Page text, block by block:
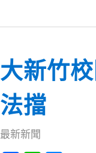
大新竹
法擋
最新新聞